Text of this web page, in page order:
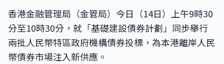
香港金融管理局（金管局）今日（14日）上午9時30
分至10時30分，就「基礎建設債券計劃」同步舉行
兩批人民幣特區政府機構債券投標，為本港離岸人民
幣債券市場注入新供應。